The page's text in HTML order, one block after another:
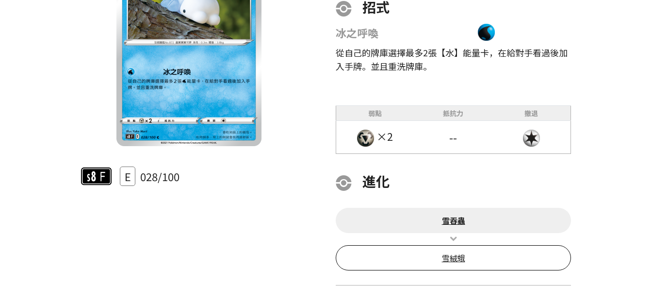
招式
冰之呼喚
從自己的牌庫選擇最多2張【水】能量卡，在給對手看過後加
入手牌。並且重洗牌庫。
弱點 抵抗力 撤退
×2 --
E 028/100 進化
雪吞蟲
雪絨蛾